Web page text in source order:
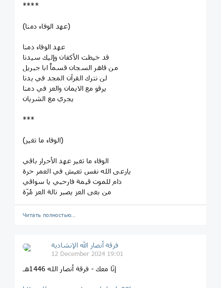
****
(عهد الوفاء دمنا)
عهد الوفاء دمنا
قد خيطت الأكفان وإليك سيدنا
من قاهر السجان قسماً ابا جبريل
لن نترك القرآن المجد في يدنا
يرقو مع الايمان والعز في دمنا
يجري مع الشريان
***
(الوفاء ما تغير)
الوفاء ما تغير عهد الأحرار باقي
يارعى الله نفس تعيش في العمر حرة
دام للموت قيمة فارحبي يا سواقي
من بغى العز يصبر نالة العز مُرّة
Читать полностью…
فرقة أنصار الله الإنشادية
12 December 2024 19:01
إنّا معك - فرقة أنصار الله 1446هـ